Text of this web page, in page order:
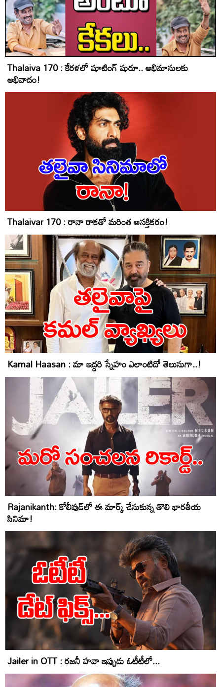
Thalaiva 170 : కేరళలో షూటింగ్‌ షురూ.. అభిమానులకు
అభివాదం!
Thalaivar 170 : రానా రాకతో మరింత ఆసక్తికరం!
Kamal Haasan : మా ఇద్దరి స్నేహం ఎలాంటిదో తెలుసుగా..!
Rajanikanth: కోలీవుడ్‌లో ఈ మార్క్‌ చేసుకున్న తొలి భారతీయ
సినిమా!
Jailer in OTT : రజనీ హవా ఇప్పుడు ఓటీటీలో...